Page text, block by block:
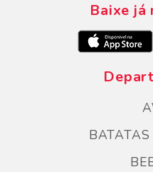
Baixe já
BATATAS